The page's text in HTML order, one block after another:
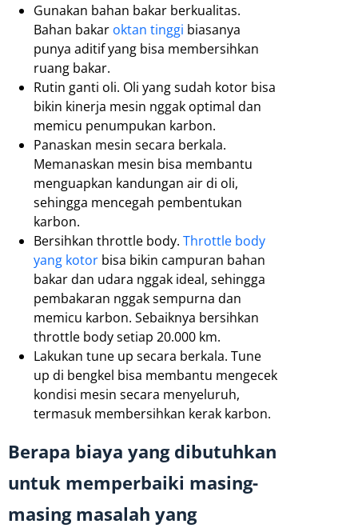
Gunakan bahan bakar berkualitas.
Bahan bakar oktan tinggi biasanya
punya aditif yang bisa membersihkan
ruang bakar.
Rutin ganti oli. Oli yang sudah kotor bisa
bikin kinerja mesin nggak optimal dan
memicu penumpukan karbon.
Panaskan mesin secara berkala.
Memanaskan mesin bisa membantu
menguapkan kandungan air di oli,
sehingga mencegah pembentukan
karbon.
Bersihkan throttle body. Throttle body
yang kotor bisa bikin campuran bahan
bakar dan udara nggak ideal, sehingga
pembakaran nggak sempurna dan
memicu karbon. Sebaiknya bersihkan
throttle body setiap 20.000 km.
Lakukan tune up secara berkala. Tune
up di bengkel bisa membantu mengecek
kondisi mesin secara menyeluruh,
termasuk membersihkan kerak karbon.
Berapa biaya yang dibutuhkan
untuk memperbaiki masing-
masing masalah yang